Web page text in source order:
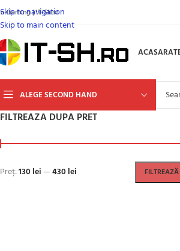
Skip to navigation
Skip to main content
Gaming | IT-Sh.ro
ACASA
ALEGE SECOND HAND
FILTREAZA DUPA PRET
FILTREAZĂ
Preț:130 lei—430 lei